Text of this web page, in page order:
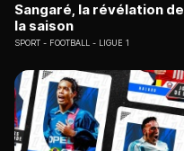
Sangaré, la révélation de
la saison
SPORT FOOTBALL - LIGUE 1